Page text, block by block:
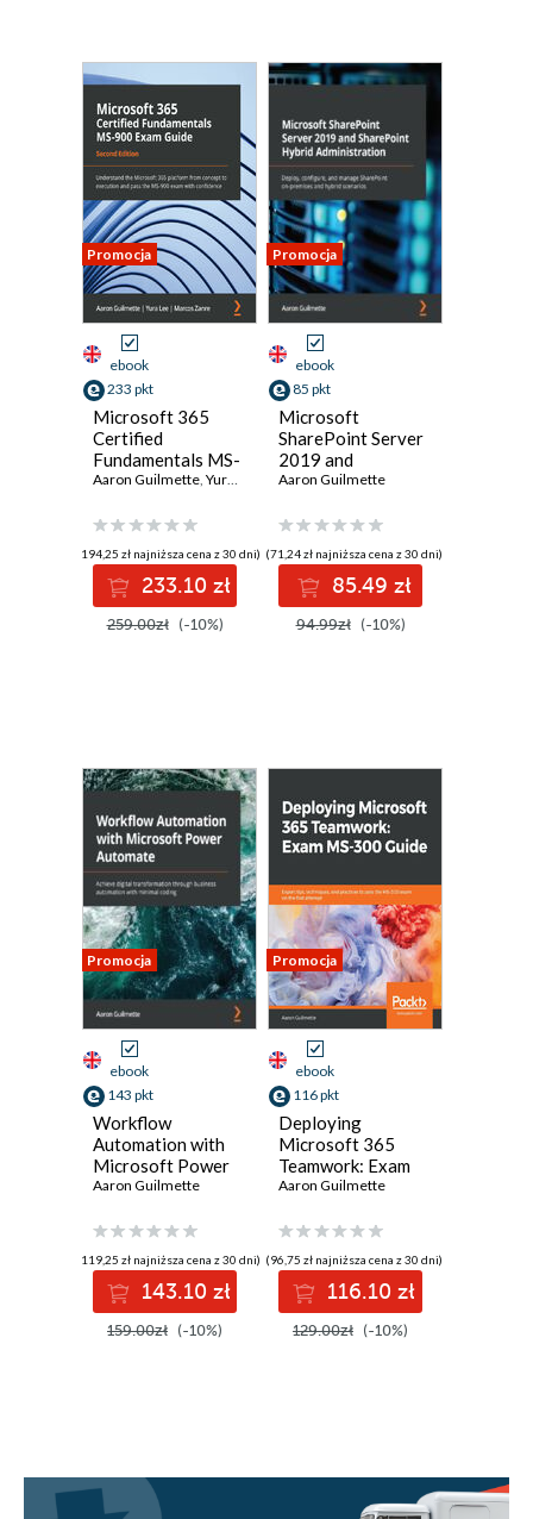
Promocja
ebook
233 pkt
Microsoft 365
Certified
Fundamentals MS-
900 Exam Guide.
Microsoft 365
platform from
concept to
execution and pass
the MS-900 exam
with confidence -
Aaron Guilmette, Yura Lee Marcos Zanre
(194,25 zł najniższa cena z 30 dni)
233.10 zł
259.00zł (-10%)
Promocja
ebook
85 pkt
Microsoft
SharePoint Server
2019 and
SharePoint Hybrid
Deploy, configure,
and manage
SharePoint on-
premises and
hybrid scenarios
Aaron Guilmette
(71,24 zł najniższa cena z 30 dni)
85.49 zł
94.99zł (-10%)
Promocja
ebook
143 pkt
Workflow
Automation with
Microsoft Power
Automate. Achieve
transformation
through business
automation with
minimal coding
Aaron Guilmette
(119,25 zł najniższa cena z 30 dni)
143.10 zł
159.00zł (-10%)
Promocja
ebook
116 pkt
Deploying
Microsoft 365
Teamwork: Exam
MS-300 Guide.
techniques, and
practices to pass
the MS-300 exam
on the first
attempt
Aaron Guilmette
(96,75 zł najniższa cena z 30 dni)
116.10 zł
129.00zł (-10%)